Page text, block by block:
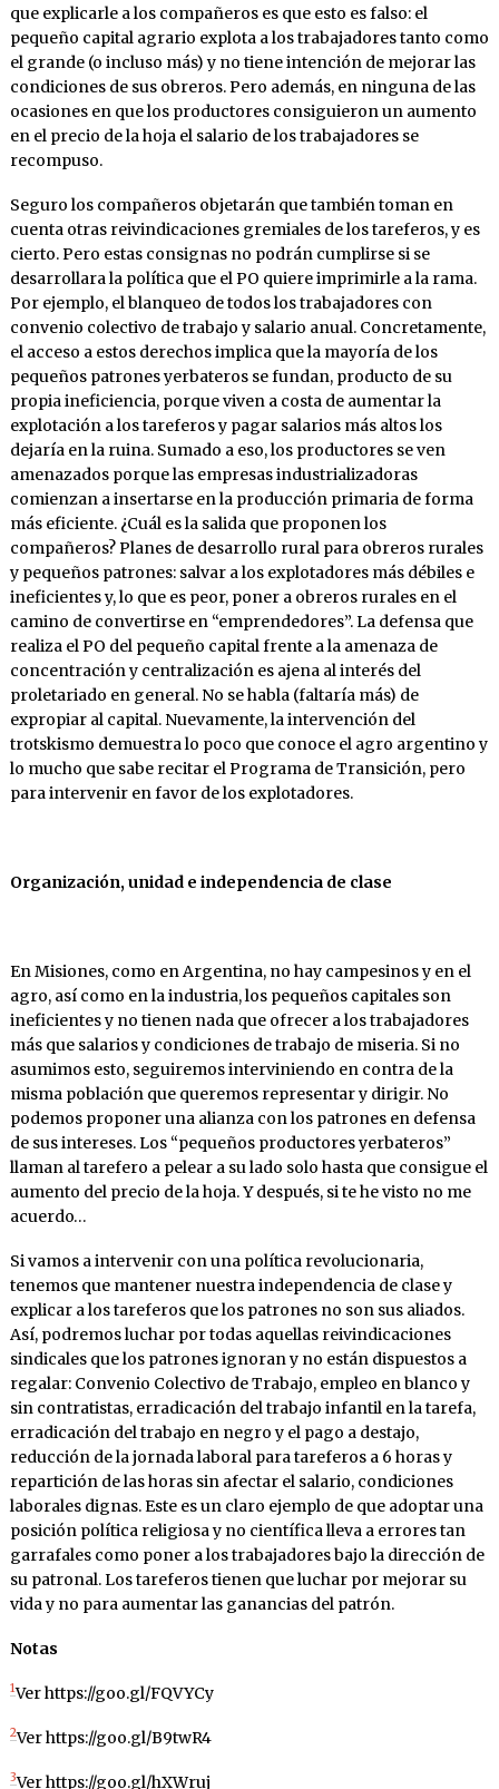
que explicarle a los compañeros es que esto es falso: el
pequeño capital agrario explota a los trabajadores tanto como
el grande (o incluso más) y no tiene intención de mejorar las
condiciones de sus obreros. Pero además, en ninguna de las
ocasiones en que los productores consiguieron un aumento
en el precio de la hoja el salario de los trabajadores se
recompuso.
Seguro los compañeros objetarán que también toman en
cuenta otras reivindicaciones gremiales de los tareferos, y es
cierto. Pero estas consignas no podrán cumplirse si se
desarrollara la política que el PO quiere imprimirle a la rama.
Por ejemplo, el blanqueo de todos los trabajadores con
convenio colectivo de trabajo y salario anual. Concretamente,
el acceso a estos derechos implica que la mayoría de los
pequeños patrones yerbateros se fundan, producto de su
propia ineficiencia, porque viven a costa de aumentar la
explotación a los tareferos y pagar salarios más altos los
dejaría en la ruina. Sumado a eso, los productores se ven
amenazados porque las empresas industrializadoras
comienzan a insertarse en la producción primaria de forma
más eficiente. ¿Cuál es la salida que proponen los
compañeros? Planes de desarrollo rural para obreros rurales
y pequeños patrones: salvar a los explotadores más débiles e
ineficientes y, lo que es peor, poner a obreros rurales en el
camino de convertirse en “emprendedores”. La defensa que
realiza el PO del pequeño capital frente a la amenaza de
concentración y centralización es ajena al interés del
proletariado en general. No se habla (faltaría más) de
expropiar al capital. Nuevamente, la intervención del
trotskismo demuestra lo poco que conoce el agro argentino y
lo mucho que sabe recitar el Programa de Transición, pero
para intervenir en favor de los explotadores.
Organización, unidad e independencia de clase
En Misiones, como en Argentina, no hay campesinos y en el
agro, así como en la industria, los pequeños capitales son
ineficientes y no tienen nada que ofrecer a los trabajadores
más que salarios y condiciones de trabajo de miseria. Si no
asumimos esto, seguiremos interviniendo en contra de la
misma población que queremos representar y dirigir. No
podemos proponer una alianza con los patrones en defensa
de sus intereses. Los “pequeños productores yerbateros”
llaman al tarefero a pelear a su lado solo hasta que consigue el
aumento del precio de la hoja. Y después, si te he visto no me
acuerdo…
Si vamos a intervenir con una política revolucionaria,
tenemos que mantener nuestra independencia de clase y
explicar a los tareferos que los patrones no son sus aliados.
Así, podremos luchar por todas aquellas reivindicaciones
sindicales que los patrones ignoran y no están dispuestos a
regalar: Convenio Colectivo de Trabajo, empleo en blanco y
sin contratistas, erradicación del trabajo infantil en la tarefa,
erradicación del trabajo en negro y el pago a destajo,
reducción de la jornada laboral para tareferos a 6 horas y
repartición de las horas sin afectar el salario, condiciones
laborales dignas. Este es un claro ejemplo de que adoptar una
posición política religiosa y no científica lleva a errores tan
garrafales como poner a los trabajadores bajo la dirección de
su patronal. Los tareferos tienen que luchar por mejorar su
vida y no para aumentar las ganancias del patrón.
Notas
1Ver https://goo.gl/FQVYCy
2Ver https://goo.gl/B9twR4
3Ver https://goo.gl/hXWruj